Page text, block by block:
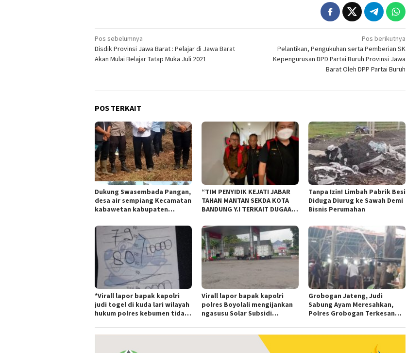
Navigasi
pos
Pos sebelumnya
Disdik Provinsi Jawa Barat : Pelajar di Jawa Barat
Akan Mulai Belajar Tatap Muka Juli 2021
Pos berikutnya
Pelantikan, Pengukuhan serta Pemberian SK
Kepengurusan DPD Partai Buruh Provinsi Jawa
Barat Oleh DPP Partai Buruh
POS TERKAIT
Dukung Swasembada Pangan,
desa air sempiang Kecamatan
kabawetan kabupaten
JagungRabu 28 mei 2025
“TIM PENYIDIK KEJATI JABAR
TAHAN MANTAN SEKDA KOTA
BANDUNG Y.I TERKAIT DUGAAN
BANDUNG”.
Tanpa Izin! Limbah Pabrik Besi
Diduga Diurug ke Sawah Demi
Bisnis Perumahan
*Virall lapor bapak kapolri
judi togel di kuda lari wilayah
hukum polres kebumen tidak
Virall lapor bapak kapolri
polres Boyolali mengijankan
ngasusu Solar Subsidi
Grobogan Jateng, Judi
Sabung Ayam Meresahkan,
Polres Grobogan Terkesan